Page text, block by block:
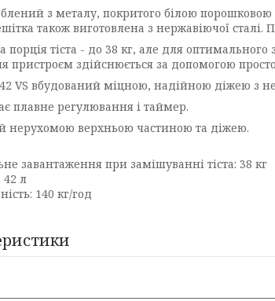
з металу, покритого білою порошковою
також виготовлена з нержавіючої сталі.
порція тіста - до 38 кг, але для
пристроєм здійснюється за допомогою
VS вбудований міцною, надійною діжею з
плавне регулювання і таймер.
нерухомою верхньою частиною та діжею.
завантаження при замішуванні тіста: 38 кг
42 л
140 кг/год